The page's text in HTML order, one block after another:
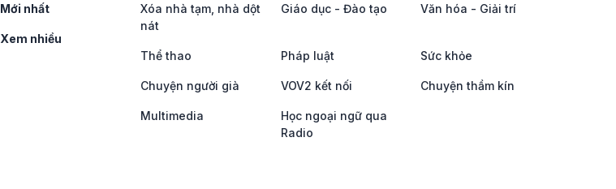
Mới nhất
Xem nhiều
Xóa nhà tạm, nhà dột
nát
Giáo dục - Đào tạo Văn hóa - Giải trí
Thể thao Pháp luật Sức khỏe
Chuyện người già VOV2 kết nối Chuyện thầm kín
Multimedia
Học ngoại ngữ qua
Radio